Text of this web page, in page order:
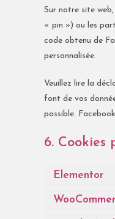
Sur notre site
« pin ») ou les
code obtenu de
personnalisée.
Veuillez lire la
font de vos
possible.
6. Cookies
Elementor